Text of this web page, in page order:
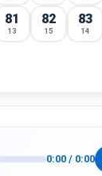
81
13
82
15
83
14
0:00 / 0:00